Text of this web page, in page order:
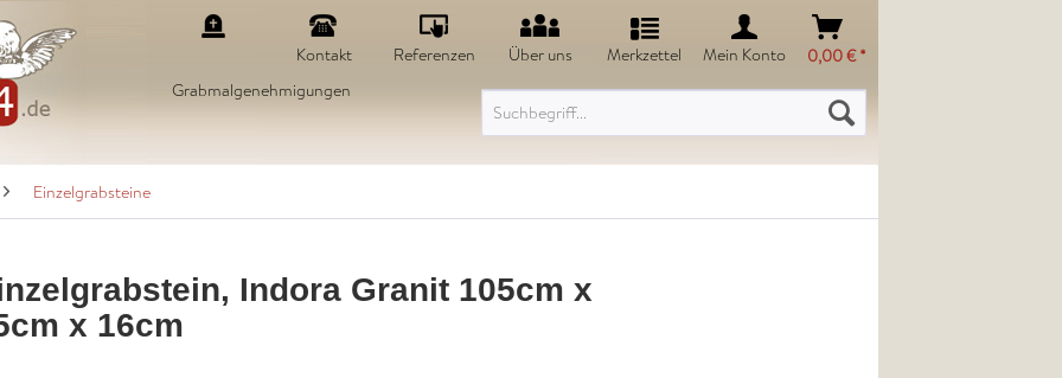
Merkzettel Mein Konto
0,00 € *
Grabmalgenehmigungen
Kontakt Referenzen Über uns
Einzelgrabsteine
Indora Granit 105cm x
x 16cm